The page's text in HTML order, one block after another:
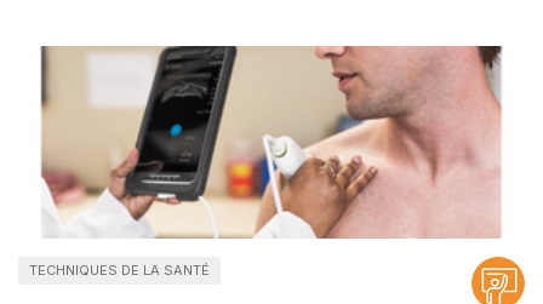
TECHNIQUES DE LA SANTÉ